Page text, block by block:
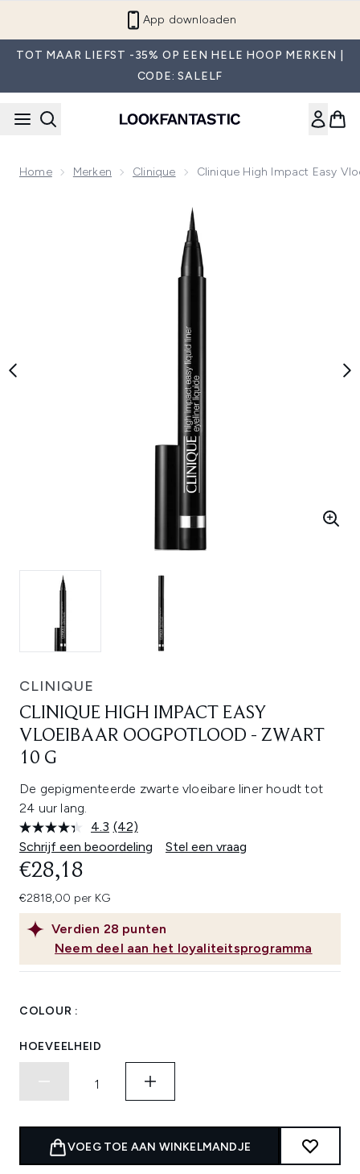
App downloaden
TOT MAAR LIEFST -35% OP EEN HELE HOOP MERKEN |
CODE: SALELF
Home Merken Clinique Clinique High Impact Easy
CLINIQUE
CLINIQUE HIGH IMPACT EASY
VLOEIBAAR OOGPOTLOOD - ZWART
10 G
De gepigmenteerde zwarte vloeibare liner houdt tot
24 uur lang.
4.3 Lees
42
beoordelingen.
(42)
Schrijf een beoordeling
Stel een vraag
Verdien 28 punten
Neem deel aan het loyaliteitsprogramma
€28,18
€2818,00 per KG
COLOUR :
HOEVEELHEID
VOEG TOE AAN WINKELMANDJE